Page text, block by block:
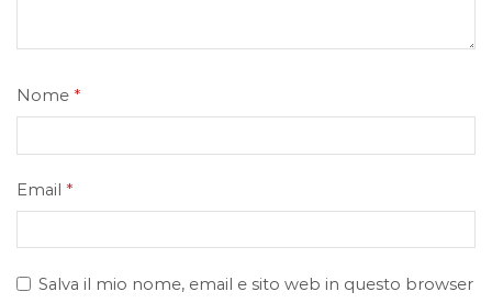
Nome *
Email *
Salva il mio nome, email e sito web in questo browser